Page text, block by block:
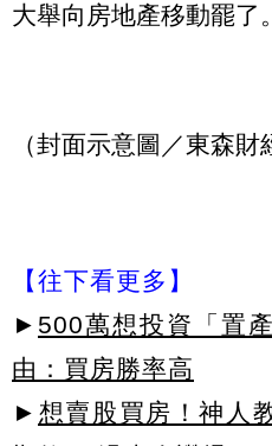
大舉向房地產移動罷了。
（封面示意圖／東森財
【往下看更多】
► 500萬想投資「置
由：買房勝率高
► 想賣股買房！神人